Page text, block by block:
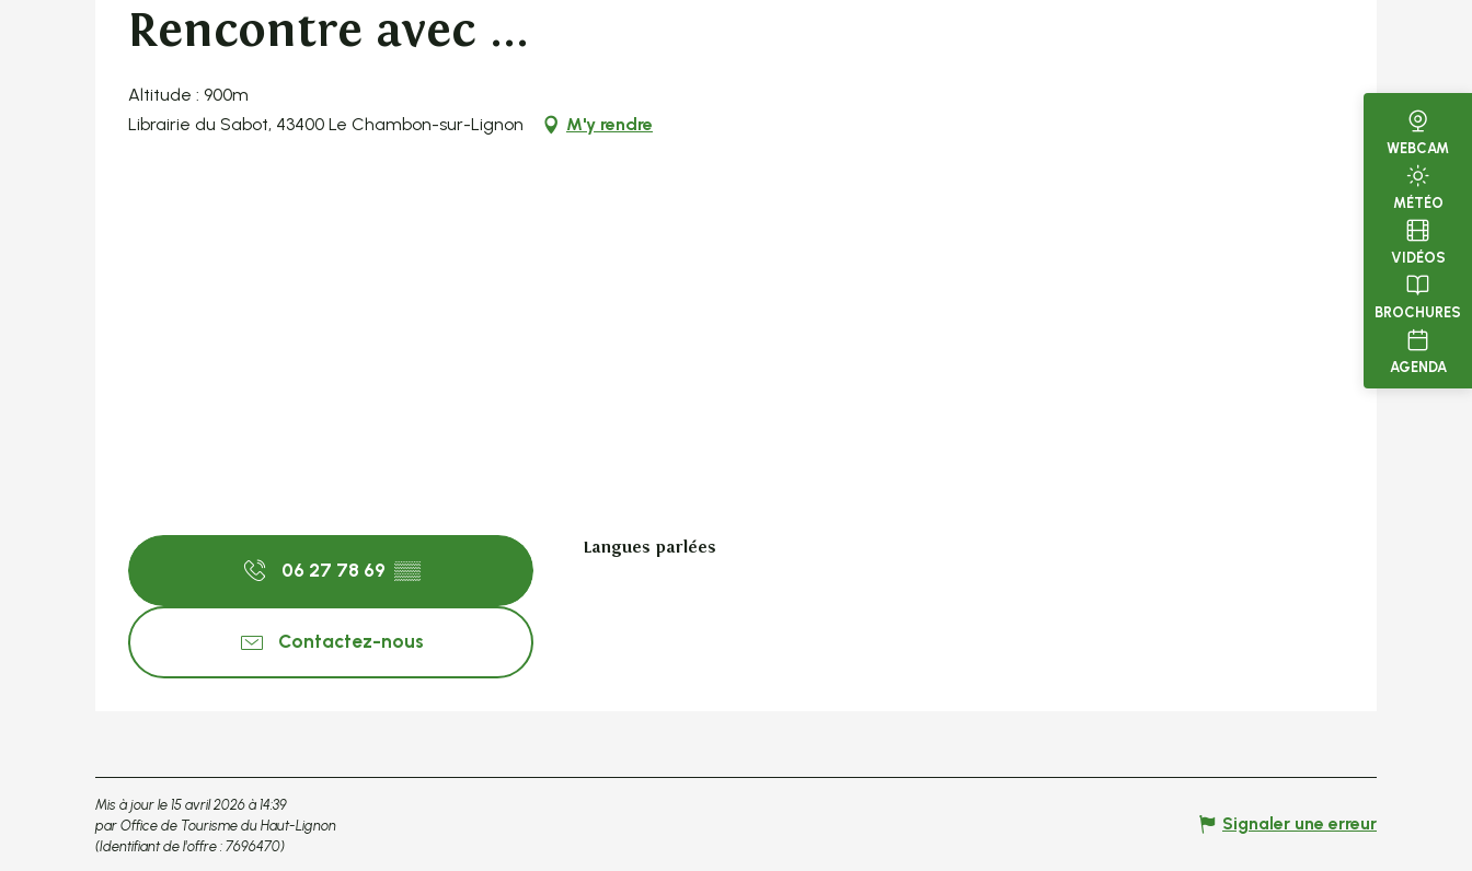
WEBCAM
MÉTÉO
VIDÉOS
BROCHURES
AGENDA
Rencontre avec ...
Altitude : 900m
Librairie du Sabot, 43400 Le Chambon-sur-Lignon
M'y rendre
06 27 78 69 ▒▒
Contactez-nous
Langues parlées
Langues parlées
Mis à jour le 15 avril 2026 à 14:39
par Office de Tourisme du Haut-Lignon
(Identifiant de l'offre : 7696470)
Signaler une erreur